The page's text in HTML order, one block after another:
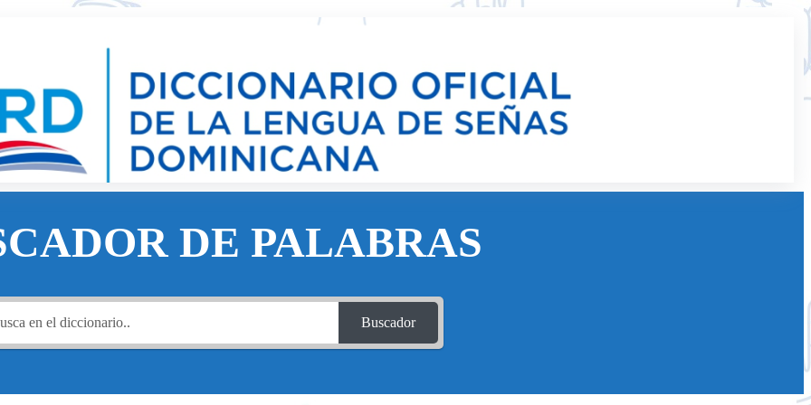
DE PALABRAS
Buscador